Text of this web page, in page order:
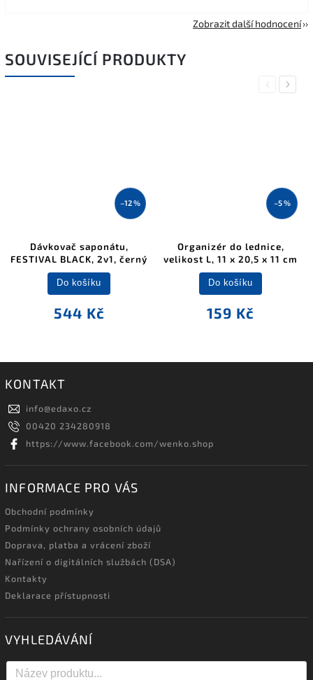
Zobrazit další hodnocení
SOUVISEJÍCÍ PRODUKTY
Previous
–12 %
Dávkovač saponátu,
FESTIVAL BLACK, 2v1, černý
544 Kč
Do košíku
–5 %
Organizér do lednice,
velikost L, 11 x 20,5 x 11 cm
159 Kč
Do košíku
Next
KONTAKT
info@edaxo.cz
00420 234280918
https://www.facebook.com/wenko.shop
INFORMACE PRO VÁS
Obchodní podmínky
Podmínky ochrany osobních údajů
Doprava, platba a vrácení zboží
Nařízení o digitálních službách (DSA)
Kontakty
Deklarace přístupnosti
VYHLEDÁVÁNÍ